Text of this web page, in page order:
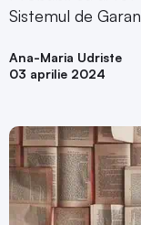
Sistemul de
Ana-Maria Udriste
03 aprilie 2024